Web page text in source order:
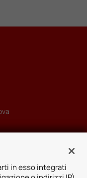
in esso integrati